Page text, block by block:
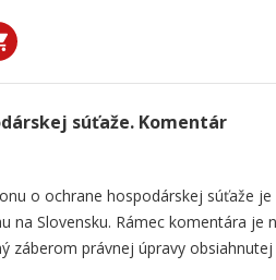
súťaže. Komentár
o ochrane hospodárskej súťaže je
na Slovensku. Rámec komentára je
záberom právnej úpravy obsiahnutej